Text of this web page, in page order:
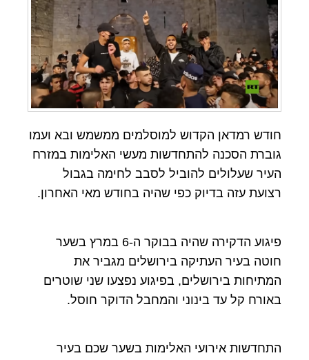
חודש רמדאן הקדוש למוסלמים ממשמש ובא ועמו
גוברת הסכנה להתחדשות מעשי האלימות במזרח
העיר שעלולים להוביל לסבב לחימה בגבול
רצועת עזה בדיוק כפי שהיה בחודש מאי האחרון.
פיגוע הדקירה שהיה בבוקר ה-6 במרץ בשער
חוטה בעיר העתיקה בירושלים מגביר את
המתיחות בירושלים, בפיגוע נפצעו שני שוטרים
באורח קל עד בינוני והמחבל הדוקר חוסל.
התחדשות אירועי האלימות בשער שכם בעיר